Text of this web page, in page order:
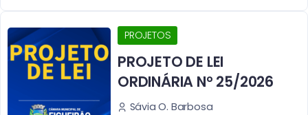
PROJETOS
PROJETO DE LEI
ORDINÁRIA N° 25/2026
Sávia O. Barbosa